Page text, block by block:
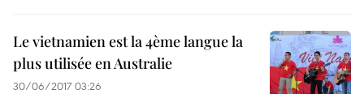
Le vietnamien est la 4ème langue la
plus utilisée en Australie
30/06/2017 03:26